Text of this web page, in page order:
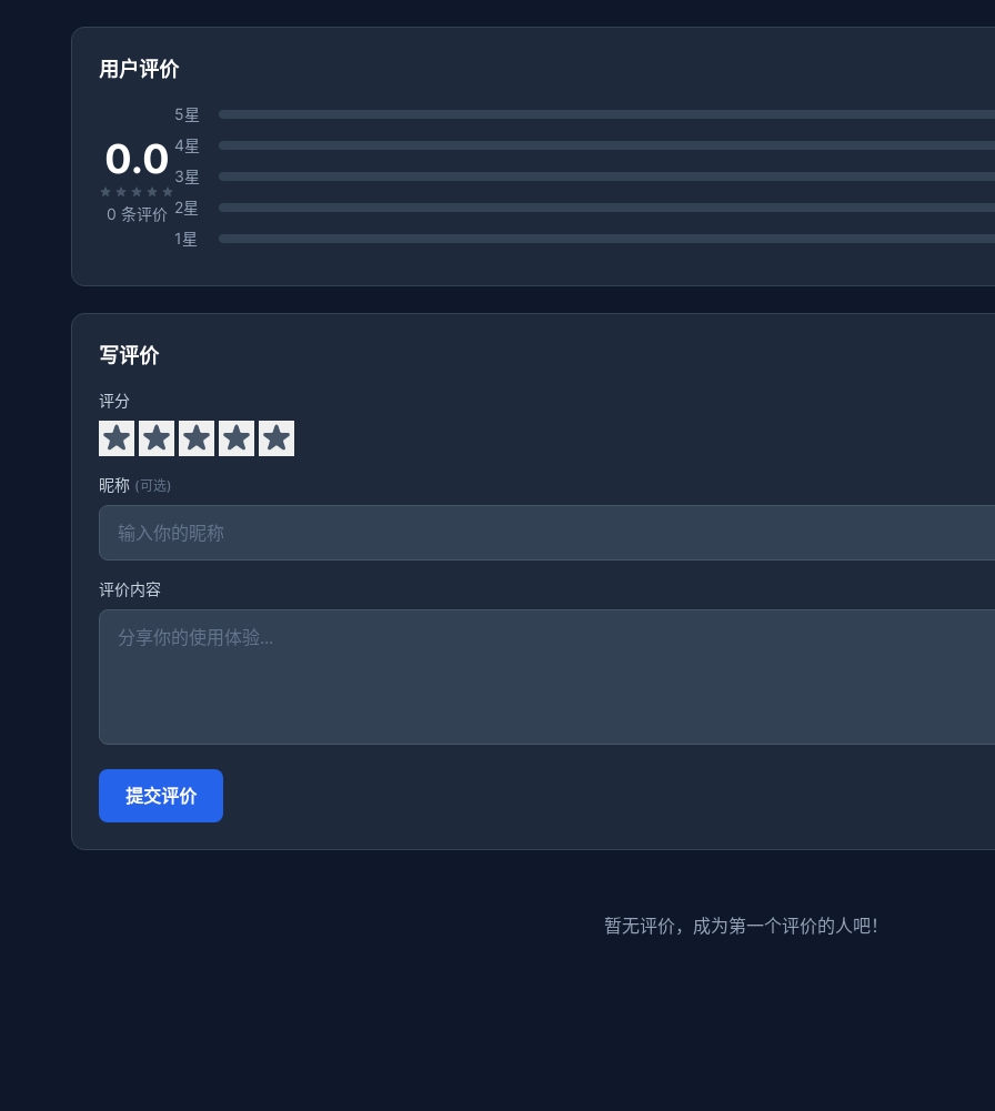
用户评价
0.0
0 条评价
5星
4星
3星
2星
1星
写评价
评分
昵称 (可选)
评价内容
提交评价
暂无评价，成为第一个评价的人吧！